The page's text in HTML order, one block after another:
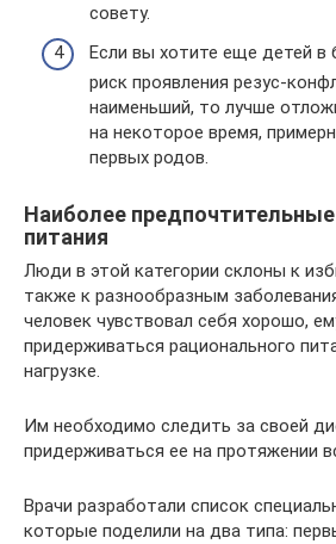
совету.
Если вы хотите еще детей
риск проявления резус-
наименьший, то лучше
на некоторое время,
первых родов.
Наиболее
питания
Люди в этой категории склоны к
также к разнообразным
человек чувствовал себя хорошо,
придерживаться рационального
нагрузке.
Им необходимо следить за своей
придерживаться ее на протяжении
Врачи разработали список
которые поделили на два типа: